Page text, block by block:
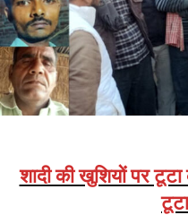
शादी की खुशियों पर